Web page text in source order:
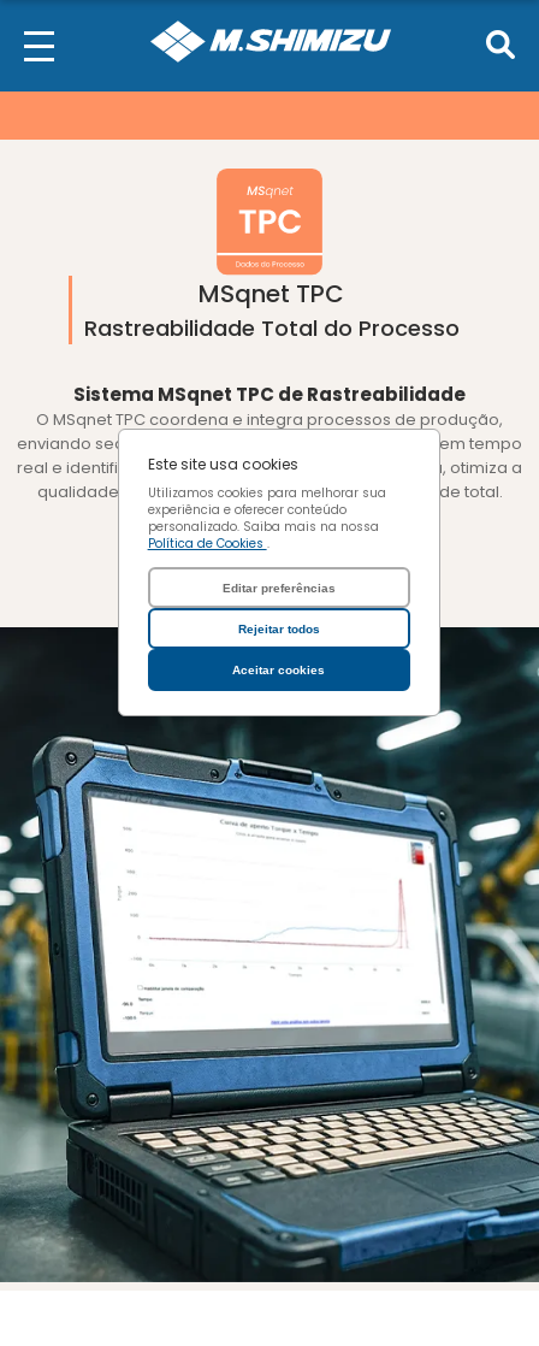
Este site usa cookies
Utilizamos cookies para melhorar sua
experiência e oferecer conteúdo
personalizado. Saiba mais na nossa
Política de Cookies .
Editar preferências
Rejeitar todos
Aceitar cookies
Cookies funcionais
marketing
Confirmar escolhas
MSqnet TPC
Rastreabilidade Total do Processo
Sistema MSqnet TPC de Rastreabilidade
O MSqnet TPC coordena e integra processos de produção,
enviando sequências automáticas, coletando dados em tempo
real e identificando falhas. Com interface web intuitiva, otimiza a
qualidade, a produtividade e garante rastreabilidade total.
Solicitar Orçamento